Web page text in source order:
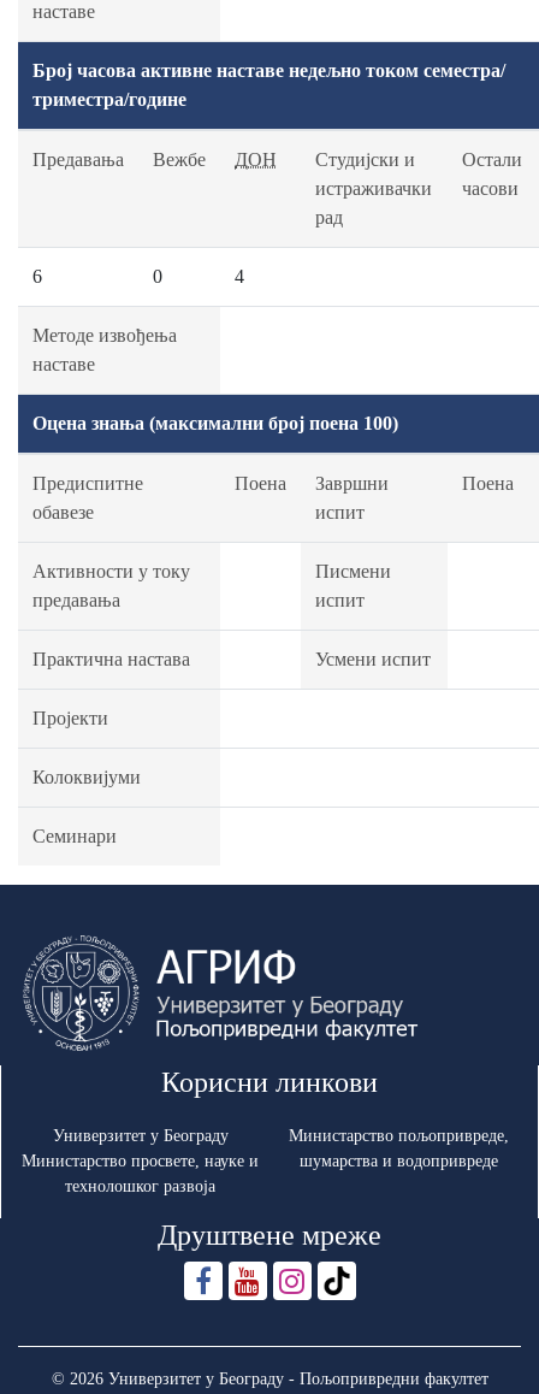
наставе
Број часова активне наставе недељно током семестра/
триместра/године
Предавања Вежбе ДОН
Студијски и
истраживачки
рад
Остали
часови
6 0 4
Методе извођења
наставе
Оцена знања (максимални број поена 100)
Предиспитне
обавезе
Поена
Завршни
испит
Поена
Активности у току
предавања
Писмени
испит
Практична настава Усмени испит
Пројекти
Колоквијуми
Семинари
Корисни линкови
Универзитет у Београду
Министарство просвете, науке и
технолошког развоја
Министарство пољопривреде,
шумарства и водопривреде
Друштвене мреже
© 2026 Универзитет у Београду - Пољопривредни факултет